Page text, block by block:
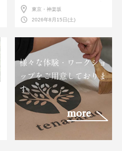
人さんに教わる＜握りの練
習会＞８月
東京・神楽坂
2026年8月15日(土)
様々な体験・ワークショ
ップをご用意しておりま
す。
more